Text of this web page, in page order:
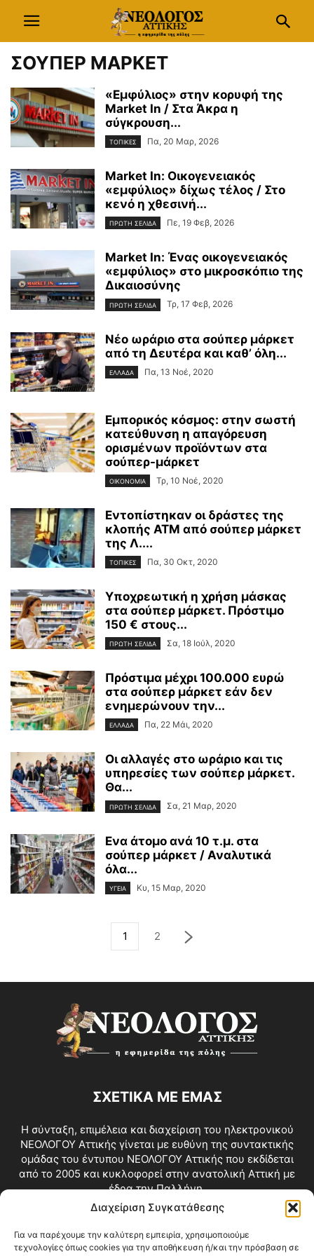
Διαχείριση Συγκατάθεσης
Για να παρέχουμε την καλύτερη εμπειρία, χρησιμοποιούμε
τεχνολογίες όπως cookies για την αποθήκευση ή/και την πρόσβαση σε
ΣΟΥΠΕΡ ΜΑΡΚΕΤ
«Εμφύλιος» στην κορυφή της
Market In / Στα Άκρα η
σύγκρουση...
ΤΟΠΙΚΕΣ Πα, 20 Μαρ, 2026
Market In: Οικογενειακός
«εμφύλιος» δίχως τέλος / Στο
κενό η χθεσινή...
ΠΡΩΤΗ ΣΕΛΙΔΑ Πε, 19 Φεβ, 2026
Market In: Ένας οικογενειακός
«εμφύλιος» στο μικροσκόπιο της
Δικαιοσύνης
ΠΡΩΤΗ ΣΕΛΙΔΑ Τρ, 17 Φεβ, 2026
Νέο ωράριο στα σούπερ μάρκετ
από τη Δευτέρα και καθ’ όλη...
ΕΛΛΑΔΑ Πα, 13 Νοέ, 2020
Εμπορικός κόσμος: στην σωστή
κατεύθυνση η απαγόρευση
ορισμένων προϊόντων στα
σούπερ-μάρκετ
ΟΙΚΟΝΟΜΙΑ Τρ, 10 Νοέ, 2020
Εντοπίστηκαν οι δράστες της
κλοπής ΑΤΜ από σούπερ μάρκετ
της Λ....
ΤΟΠΙΚΕΣ Πα, 30 Οκτ, 2020
Υποχρεωτική η χρήση μάσκας
στα σούπερ μάρκετ. Πρόστιμο
150 € στους...
ΠΡΩΤΗ ΣΕΛΙΔΑ Σα, 18 Ιούλ, 2020
Πρόστιμα μέχρι 100.000 ευρώ
στα σούπερ μάρκετ εάν δεν
ενημερώνουν την...
ΕΛΛΑΔΑ Πα, 22 Μάι, 2020
Οι αλλαγές στο ωράριο και τις
υπηρεσίες των σούπερ μάρκετ.
Θα...
ΠΡΩΤΗ ΣΕΛΙΔΑ Σα, 21 Μαρ, 2020
Ενα άτομο ανά 10 τ.μ. στα
σούπερ μάρκετ / Αναλυτικά
όλα...
ΥΓΕΙΑ Κυ, 15 Μαρ, 2020
1 2
ΣΧΕΤΙΚΑ ΜΕ ΕΜΑΣ
Η σύνταξη, επιμέλεια και διαχείριση του ηλεκτρονικού
ΝΕΟΛΟΓΟΥ Αττικής γίνεται με ευθύνη της συντακτικής
ομάδας του έντυπου ΝΕΟΛΟΓΟΥ Αττικής που εκδίδεται
από το 2005 και κυκλοφορεί στην ανατολική Αττική με
έδρα την Παλλήνη.
Επικοινωνία:info@neologosattikis.gr